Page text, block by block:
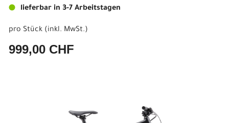
lieferbar in 3-7 Arbeitstagen
pro Stück (inkl. MwSt.)
999,00 CHF